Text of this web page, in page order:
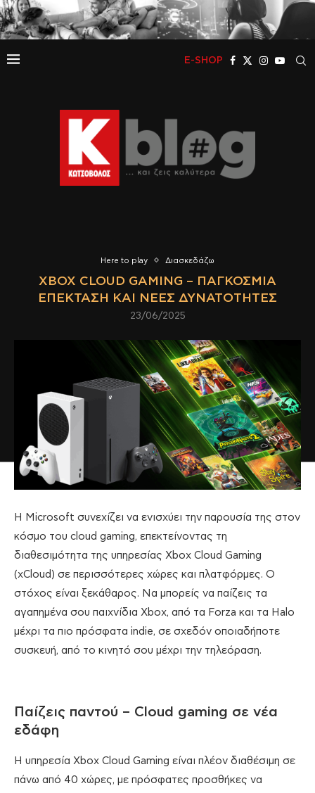
E-SHOP
Here to play Διασκεδάζω
XBOX CLOUD GAMING – ΠΑΓΚΌΣΜΙΑ
ΕΠΈΚΤΑΣΗ ΚΑΙ ΝΈΕΣ ΔΥΝΑΤΌΤΗΤΕΣ
23/06/2025
Η Microsoft συνεχίζει να ενισχύει την παρουσία της στον
κόσμο του cloud gaming, επεκτείνοντας τη
διαθεσιμότητα της υπηρεσίας Xbox Cloud Gaming
(xCloud) σε περισσότερες χώρες και πλατφόρμες. Ο
στόχος είναι ξεκάθαρος. Να μπορείς να παίζεις τα
αγαπημένα σου παιχνίδια Xbox, από τα Forza και τα Halo
μέχρι τα πιο πρόσφατα indie, σε σχεδόν οποιαδήποτε
συσκευή, από το κινητό σου μέχρι την τηλεόραση.
Παίζεις παντού – Cloud gaming σε νέα
εδάφη
Η υπηρεσία Xbox Cloud Gaming είναι πλέον διαθέσιμη σε
πάνω από 40 χώρες, με πρόσφατες προσθήκες να